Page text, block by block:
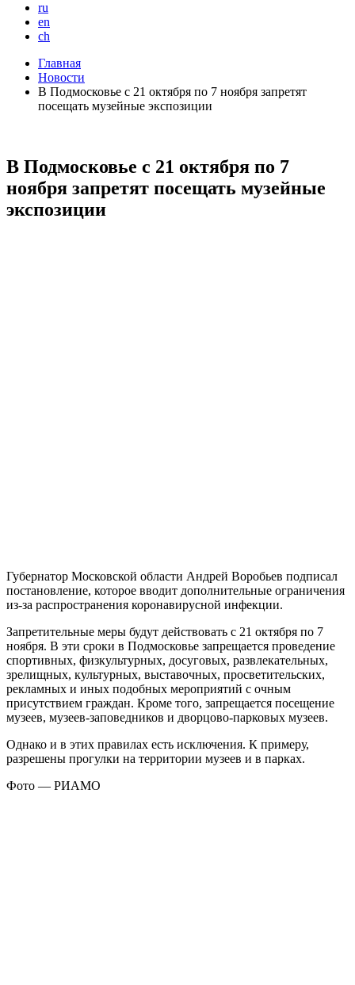
ru
en
ch
Главная
Новости
В Подмосковье с 21 октября по 7 ноября запретят
посещать музейные экспозиции
В Подмосковье с 21 октября по 7
ноября запретят посещать музейные
экспозиции
Губернатор Московской области Андрей Воробьев подписал
постановление, которое вводит дополнительные ограничения
из-за распространения коронавирусной инфекции.
Запретительные меры будут действовать с 21 октября по 7
ноября. В эти сроки в Подмосковье запрещается проведение
спортивных, физкультурных, досуговых, развлекательных,
зрелищных, культурных, выставочных, просветительских,
рекламных и иных подобных мероприятий с очным
присутствием граждан. Кроме того, запрещается посещение
музеев, музеев-заповедников и дворцово-парковых музеев.
Однако и в этих правилах есть исключения. К примеру,
разрешены прогулки на территории музеев и в парках.
Фото — РИАМО